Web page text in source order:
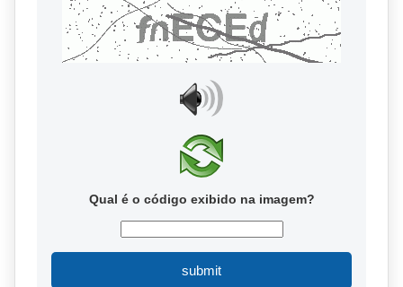
Qual é o código exibido na imagem?
submit